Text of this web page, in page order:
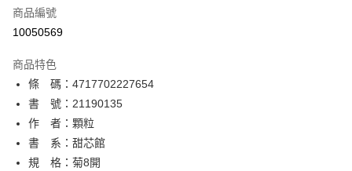
超商取貨付款
相關說明
【關於「AFTEE先享後付」】
AFTEE先享後付是「在收到商品之後才付款」的支付方式。 讓您購物簡單
便利好安心！
１．簡單：不需註冊會員、不需綁卡、不需儲值。
２．便利：只要手機號碼，簡訊認證，即可結帳。
３．安心：先確認商品／服務後，再付款。
ATM付款
運送方式
全家取貨付款
商品編號
10050569
商品特色
條 碼：4717702227654
書 號：21190135
作 者：顆粒
書 系：甜芯館
規 格：菊8開